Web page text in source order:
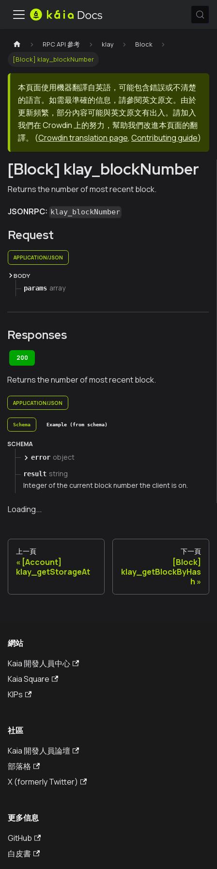
RPC API 參考 klay
Block
[Block] klay_blockNumber
本頁面使用機器翻譯自英語，可能包含錯誤或不清楚
的語言。如需最準確的信息，請參閱英文原文。由於
更新頻繁，部分內容可能與英文原文有出入。請加入
我們在 Crowdin 上的努力，幫助我們改進本頁面的翻
譯。
(Crowdin translation page, Contributing guide)
[Block] klay_blockNumber
Returns the number of most recent block.
JSONRPC: klay_blockNumber
Request
APPLICATION/JSON
BODY
params array
Responses
200
Returns the number of most recent block.
APPLICATION/JSON
Schema Example (from schema)
SCHEMA
error object
result string
Integer of the current block number the client is on.
Loading...
上一頁
[Account]
klay_getStorageAt
下一頁
[Block]
klay_getBlockByHas
h
網站
Kaia 開發人員中心
Kaia Square
KIPs
社區
Kaia 開發人員論壇
部落格
X (formerly Twitter)
更多信息
GitHub
白皮書